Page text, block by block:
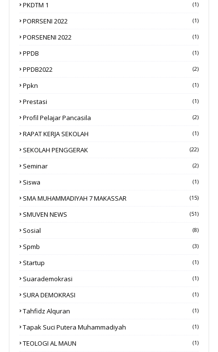
PKDTM 1 (1)
PORRSENI 2022 (1)
PORSENENI 2022 (1)
PPDB (1)
PPDB2022 (2)
Ppkn (1)
Prestasi (1)
Profil Pelajar Pancasila (2)
RAPAT KERJA SEKOLAH (1)
SEKOLAH PENGGERAK (22)
Seminar (2)
Siswa (1)
SMA MUHAMMADIYAH 7 MAKASSAR (15)
SMUVEN NEWS (51)
Sosial (8)
Spmb (3)
Startup (1)
Suarademokrasi (1)
SURA DEMOKRASI (1)
Tahfidz Alquran (1)
Tapak Suci Putera Muhammadiyah (1)
TEOLOGI AL MAUN (1)